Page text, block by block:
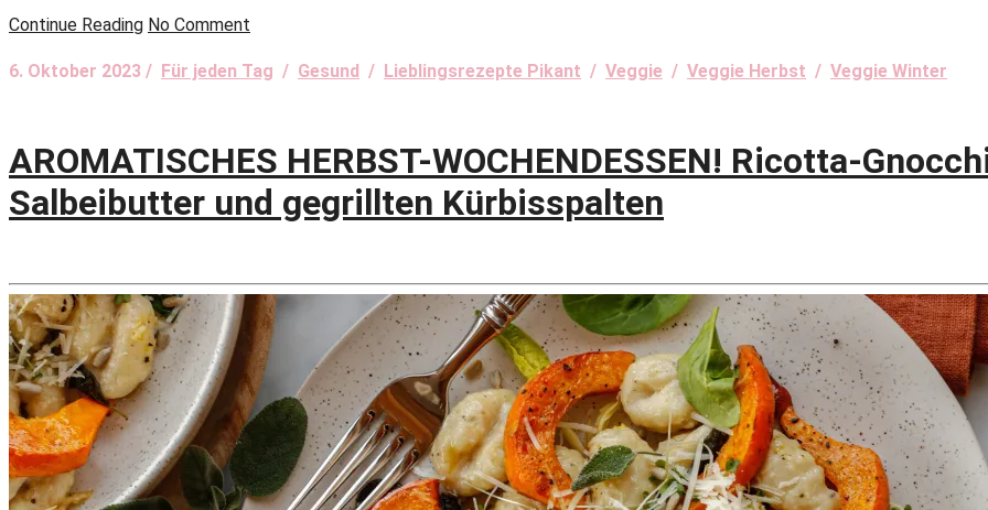
Continue Reading No Comment
6. Oktober 2023 / Für jeden Tag / Gesund / Lieblingsrezepte Pikant / Veggie / Veggie Herbst / Veggie Winter
AROMATISCHES HERBST-WOCHENDESSEN! Ricotta-
Salbeibutter und gegrillten Kürbisspalten